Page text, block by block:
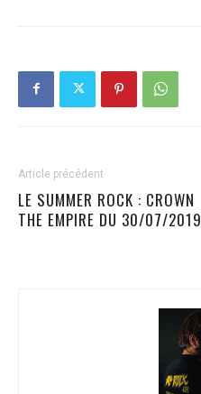
Article précédent
LE SUMMER ROCK : CROWN
THE EMPIRE DU 30/07/2019